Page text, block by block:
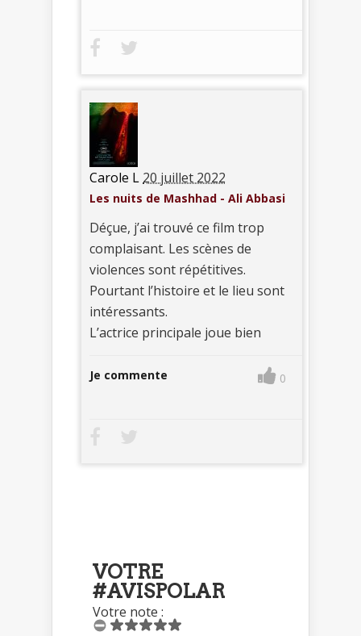
Carole L 20 juillet 2022
Les nuits de Mashhad - Ali Abbasi
Déçue, j’ai trouvé ce film trop
complaisant. Les scènes de
violences sont répétitives.
Pourtant l’histoire et le lieu sont
intéressants.
L’actrice principale joue bien
Je commente 0
VOTRE
#AVISPOLAR
Votre note :